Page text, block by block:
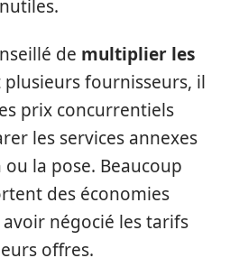
de multiplier les
plusieurs fournisseurs, il
prix concurrentiels
les services annexes
la pose. Beaucoup
des économies
négocié les tarifs
offres.